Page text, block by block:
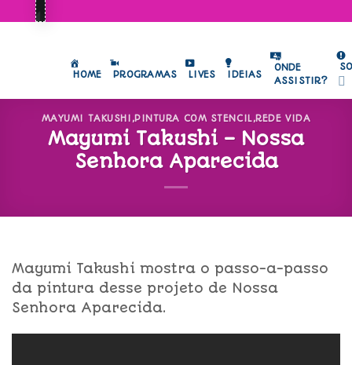
HOME PROGRAMAS LIVES IDEIAS
ONDE
ASSISTIR?
MAYUMI TAKUSHI ,PINTURA COM STENCIL,REDE VIDA
Mayumi Takushi – Nossa
Senhora Aparecida
Mayumi Takushi mostra o passo-a-passo
da pintura desse projeto de Nossa
Senhora Aparecida.